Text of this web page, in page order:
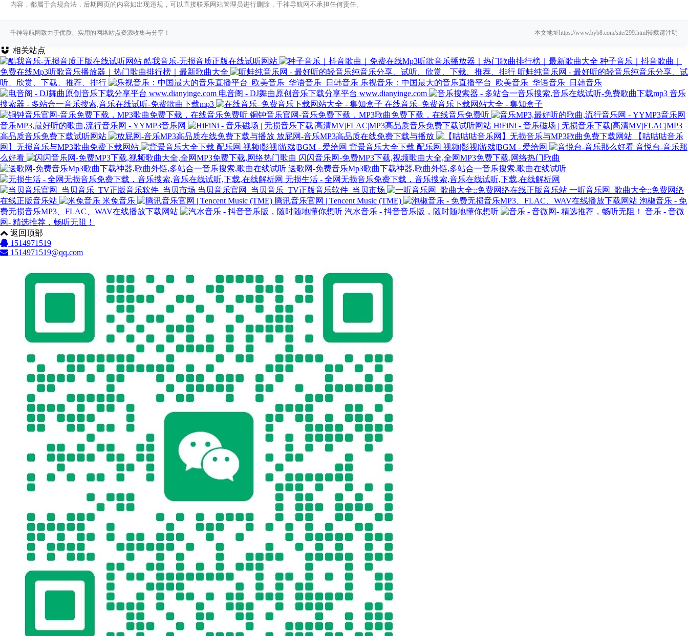
内容，都属于合规合法，后期网页的内容如出现违规，可以直接联系网站管理员进行删除，千神导航网不承担任何责任。
千神导航网致力于优质、实用的网络站点资源收集与分享！ 本文地址https://www.byb8.com/site/299.html转载请注明
相关站点
酷我音乐-无损音质正版在线试听网站
种子音乐｜抖音歌曲｜
免费在线Mp3听歌音乐播放器｜热门歌曲排行榜｜最新歌曲大全
听蛙纯音乐网 - 最好听的轻音乐纯音乐分享、试
听、欣赏、下载、推荐、排行
乐视音乐：中国最大的音乐直播平台_欧美音乐_华语音乐_日韩音乐
电音阁 - DJ舞曲原创音乐下载分享平台 www.dianyinge.com
音乐
搜索器 - 多站合一音乐搜索,音乐在线试听-免费歌曲下载mp3
在线音乐–免费音乐下载网站大全 - 集知盒子
铜钟音乐官网-音乐免费下载，MP3歌曲免费下载，在线音乐免费听
音乐MP3,最好听的歌曲,流行音乐网 - YYMP3音乐网
HiFiNi - 音乐磁场 | 无损音乐下载|高清MV|FLAC|MP3
高品质音乐免费下载试听网站
放屁网-音乐MP3高品质在线免费下载与播放
【咕咕咕音乐
网】无损音乐与MP3歌曲免费下载网站
背景音乐大全下载 配乐网 视频|影视|游戏|BGM - 爱给网
音悦台-音乐那
么好看
闪闪音乐网-免费MP3下载,视频歌曲大全,全网MP3免费下载,网络热门歌曲
送歌网-免费音乐Mp3歌曲下载神器,歌曲外链,多站合一音乐搜索,歌曲在线试听
无损生活 - 全网无损音乐免费下载，音乐搜索,音乐在线试听,下载,在线解析网
当贝音乐官网_当贝音乐_TV正版音乐软件_当贝市场
一听音乐网_歌曲大全::免费网络
在线正版音乐站
米兔音乐 腾讯音乐官网 | Tencent Music (TME)
泡椒音乐 - 免
费无损音乐MP3、FLAC、WAV在线播放下载网站
汽水音乐 - 抖音音乐版，随时随地懂你想听
音乐 - 音微
网- 精选推荐，畅听无阻！
返回顶部
1514971519
1514971519@qq.com